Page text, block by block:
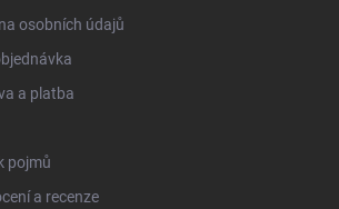
osobních údajů
a platba
pojmů
a recenze